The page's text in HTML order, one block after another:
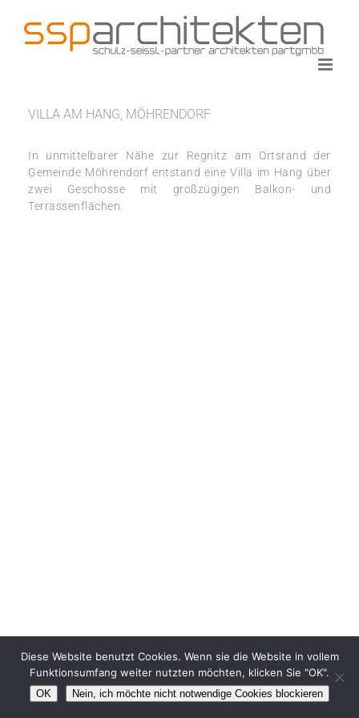
Inhalt
springen
VILLA AM HANG, MÖHRENDORF
In unmittelbarer Nähe zur Regnitz am Ortsrand der
Gemeinde Möhrendorf entstand eine Villa im Hang über
zwei Geschosse mit großzügigen Balkon- und
Terrassenflächen.
Diese Website benutzt Cookies. Wenn sie die Website in vollem
Funktionsumfang weiter nutzten möchten, klicken Sie "OK".
OK Nein, ich möchte nicht notwendige Cookies blockieren